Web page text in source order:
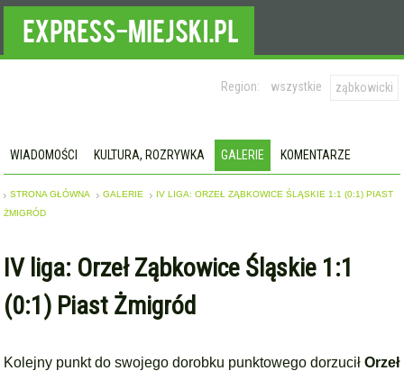
Region: wszystkie ząbkowicki
WIADOMOŚCI KULTURA, ROZRYWKA GALERIE KOMENTARZE
STRONA GŁÓWNA GALERIE
IV LIGA: ORZEŁ ZĄBKOWICE ŚLĄSKIE 1:1 (0:1) PIAST
ŻMIGRÓD
IV liga: Orzeł Ząbkowice Śląskie 1:1
(0:1) Piast Żmigród
Kolejny punkt do swojego dorobku punktowego dorzuciłOrzeł